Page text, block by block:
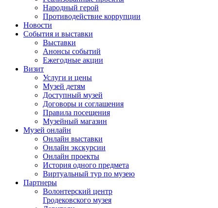
Народный герой
Противодействие коррупции
Новости
События и выставки
Выставки
Анонсы событий
Ежегодные акции
Визит
Услуги и цены
Музей детям
Доступный музей
Договоры и соглашения
Правила посещения
Музейный магазин
Музей онлайн
Онлайн выставки
Онлайн экскурсии
Онлайн проекты
История одного предмета
Виртуальный тур по музею
Партнеры
Волонтерский центр
Гродековского музея